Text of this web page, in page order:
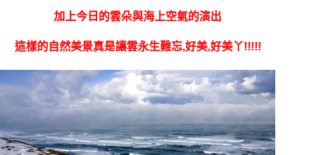
加上今日的雲朵與海上空氣的演出
這樣的自然美景真是讓雲永生難忘,好美,好美丫!!!!!